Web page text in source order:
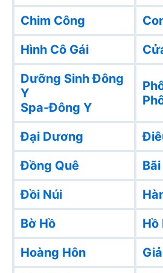
Chim Công
Hình Cô Gái
Dưỡng Sinh Đông
Y
Spa-Đông Y
Đại Dương
Đồng Quê
Đồi Núi
Bờ Hồ
Hồ
Hoàng Hôn